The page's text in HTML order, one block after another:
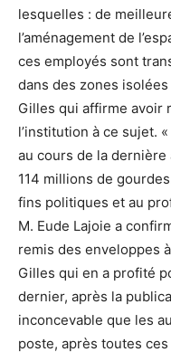
lesquelles : de
l’aménagement de
ces employés sont
dans des zones
Gilles qui affirme avoir
l’institution à ce sujet.
au cours de la dernière
114 millions de
fins politiques et au
M. Eude Lajoie a
remis des enveloppes
Gilles qui en a profité
dernier, après la
inconcevable que les
poste, après toutes